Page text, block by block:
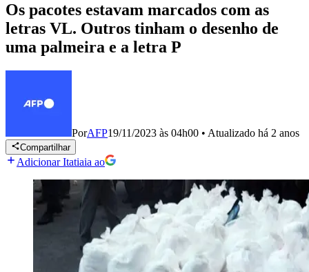
Os pacotes estavam marcados com as
letras VL. Outros tinham o desenho de
uma palmeira e a letra P
PorAFP19/11/2023 às 04h00 • Atualizado há 2 anos
Compartilhar
Adicionar Itatiaia ao